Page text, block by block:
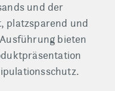
und der
platzsparend und
bieten